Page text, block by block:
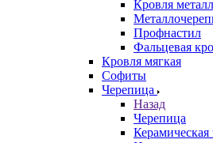
Кровля металл
Профнастил
Фальцевая
Кровля мягкая
Софиты
Черепица
Назад
Черепица
Керамическая